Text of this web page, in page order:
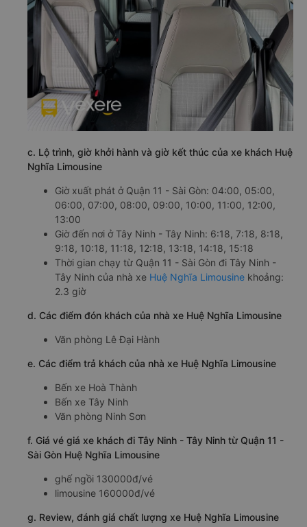
c. Lộ trình, giờ khởi hành và giờ kết thúc của xe khách Huệ
Nghĩa Limousine
Giờ xuất phát ở Quận 11 - Sài Gòn: 04:00, 05:00,
06:00, 07:00, 08:00, 09:00, 10:00, 11:00, 12:00,
13:00
Giờ đến nơi ở Tây Ninh - Tây Ninh: 6:18, 7:18, 8:18,
9:18, 10:18, 11:18, 12:18, 13:18, 14:18, 15:18
Thời gian chạy từ Quận 11 - Sài Gòn đi Tây Ninh -
Tây Ninh của nhà xe Huệ Nghĩa Limousine khoảng:
2.3 giờ
d. Các điểm đón khách của nhà xe Huệ Nghĩa Limousine
Văn phòng Lê Đại Hành
e. Các điểm trả khách của nhà xe Huệ Nghĩa Limousine
Bến xe Hoà Thành
Bến xe Tây Ninh
Văn phòng Ninh Sơn
f. Giá vé giá xe khách đi Tây Ninh - Tây Ninh từ Quận 11 -
Sài Gòn Huệ Nghĩa Limousine
ghế ngồi 130000đ/vé
limousine 160000đ/vé
g. Review, đánh giá chất lượng xe Huệ Nghĩa Limousine